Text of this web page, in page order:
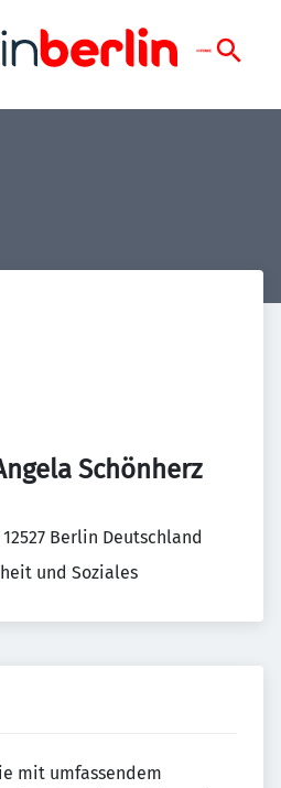
Schönherz
Berlin Deutschland
und Soziales
mit umfassendem